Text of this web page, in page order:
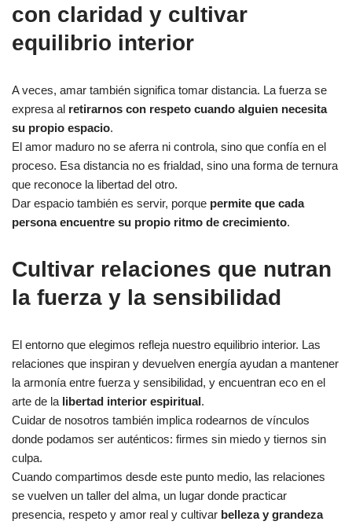
con claridad y cultivar
equilibrio interior
A veces, amar también significa tomar distancia. La fuerza se
expresa al retirarnos con respeto cuando alguien necesita
su propio espacio.
El amor maduro no se aferra ni controla, sino que confía en el
proceso. Esa distancia no es frialdad, sino una forma de ternura
que reconoce la libertad del otro.
Dar espacio también es servir, porque permite que cada
persona encuentre su propio ritmo de crecimiento.
Cultivar relaciones que nutran
la fuerza y la sensibilidad
El entorno que elegimos refleja nuestro equilibrio interior. Las
relaciones que inspiran y devuelven energía ayudan a mantener
la armonía entre fuerza y sensibilidad, y encuentran eco en el
arte de la libertad interior espiritual.
Cuidar de nosotros también implica rodearnos de vínculos
donde podamos ser auténticos: firmes sin miedo y tiernos sin
culpa.
Cuando compartimos desde este punto medio, las relaciones
se vuelven un taller del alma, un lugar donde practicar
presencia, respeto y amor real y cultivar belleza y grandeza